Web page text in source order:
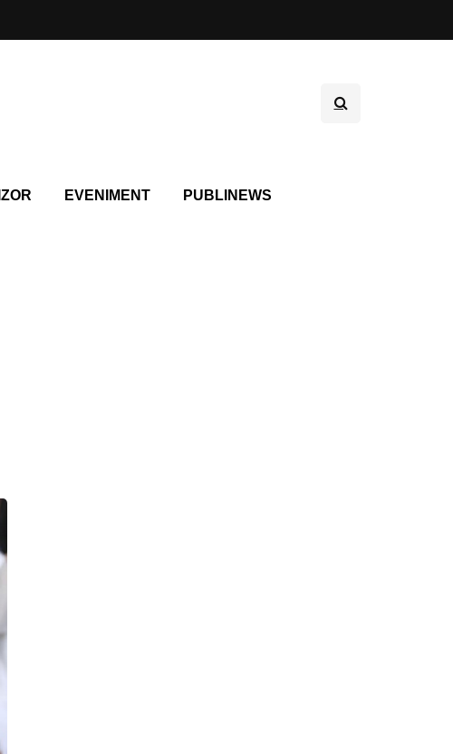
EVENIMENT PUBLINEWS